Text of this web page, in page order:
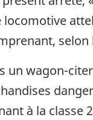
selon
un wagon-
à la classe